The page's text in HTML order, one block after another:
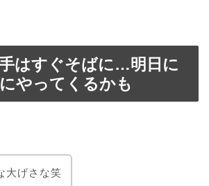
はすぐそばに…明日に
やってくるかも
大げさな笑